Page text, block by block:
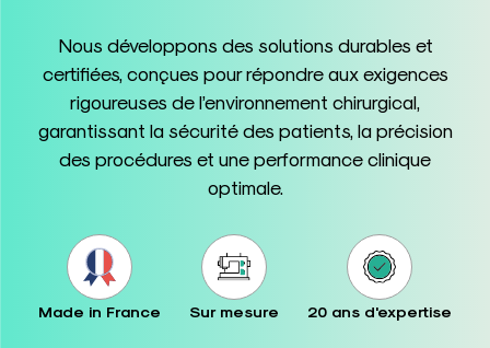
Nous développons des solutions durables et
certifiées, conçues pour répondre aux exigences
rigoureuses de l’environnement chirurgical,
garantissant la sécurité des patients, la précision
des procédures et une performance clinique
optimale.
Made in France Sur mesure 20 ans d'expertise